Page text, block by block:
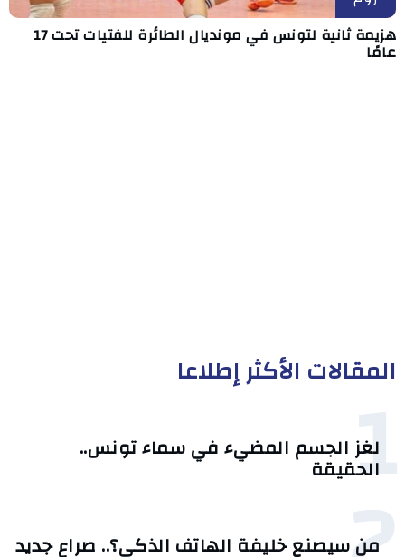
هزيمة ثانية لتونس في مونديال الطائرة للفتيات تحت 17
عامًا
المقالات الأكثر إطلاعا
1
لغز الجسم المضيء في سماء تونس..
الحقيقة
من سيصنع خليفة الهاتف الذكي؟.. صراع جديد